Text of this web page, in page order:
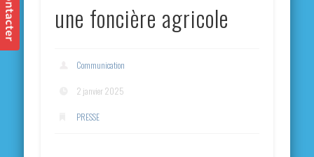
une foncière agricole
Communication
2 janvier 2025
PRESSE